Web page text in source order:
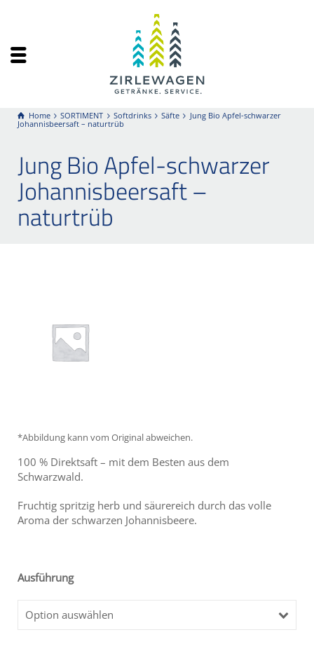
Home SORTIMENT Softdrinks Säfte
Jung Bio Apfel-schwarzer
Johannisbeersaft – naturtrüb
Jung Bio Apfel-schwarzer
Johannisbeersaft –
naturtrüb
*Abbildung kann vom Original abweichen.
100 % Direktsaft – mit dem Besten aus dem
Schwarzwald.
Fruchtig spritzig herb und säurereich durch das volle
Aroma der schwarzen Johannisbeere.
Ausführung
Option auswählen